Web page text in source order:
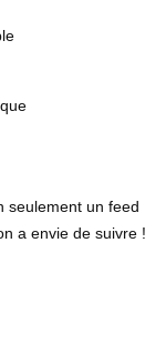
seulement un feed
a envie de suivre !